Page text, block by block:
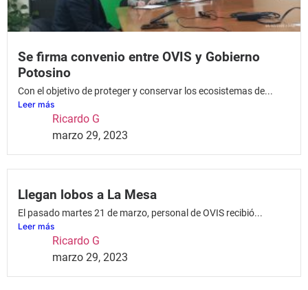
Se firma convenio entre OVIS y Gobierno
Potosino
Con el objetivo de proteger y conservar los ecosistemas de...
Leer más
Ricardo G
marzo 29, 2023
Llegan lobos a La Mesa
El pasado martes 21 de marzo, personal de OVIS recibió...
Leer más
Ricardo G
marzo 29, 2023